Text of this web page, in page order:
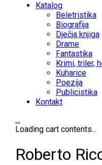
Katalog
Beletristika
Biografija
Dječja knjiga
Drame
Fantastika
Krimi, triler,
Kuharice
Poezija
Publicistika
Kontakt
…
Loading cart contents...
Roberto